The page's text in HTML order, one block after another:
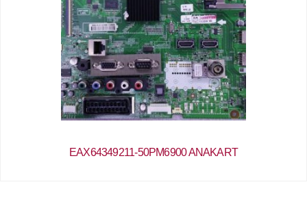
EAX64349211-50PM6900 ANAKART